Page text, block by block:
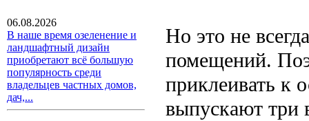
06.08.2026
В наше время озеленение и
ландшафтный дизайн
приобретают всё большую
популярность среди
владельцев частных домов,
дач,...
Но это не
помещений.
приклеивать к
выпускают три